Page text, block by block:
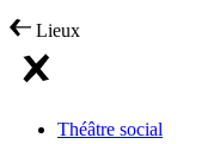
Lieux
Théâtre social